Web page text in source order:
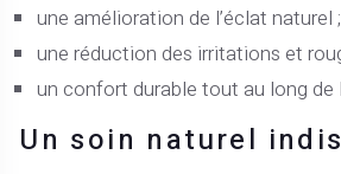
une amélioration de l’éclat naturel ;
une réduction des irritations et
un confort durable tout au long de
Un soin naturel